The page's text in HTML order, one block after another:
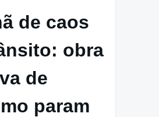
de caos
obra
de
param